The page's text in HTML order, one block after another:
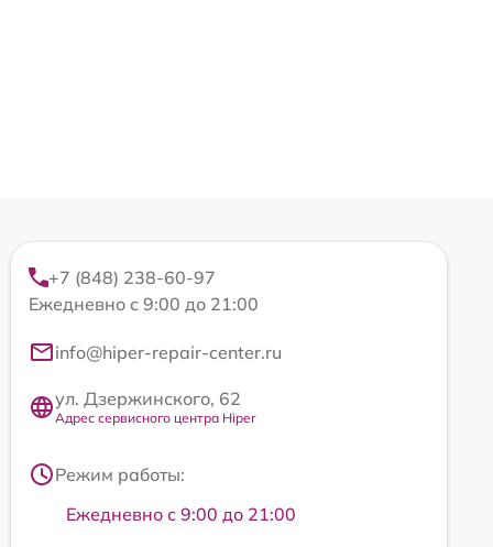
+7 (848) 238-60-97
Ежедневно с 9:00 до 21:00
info@hiper-repair-center.ru
ул. Дзержинского, 62
Адрес сервисного центра Hiper
Режим работы:
Ежедневно с 9:00 до 21:00